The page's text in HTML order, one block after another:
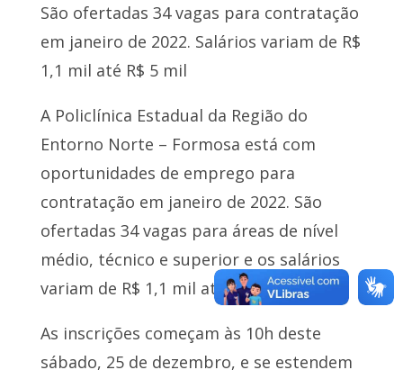
São ofertadas 34 vagas para contratação
em janeiro de 2022. Salários variam de R$
1,1 mil até R$ 5 mil
A Policlínica Estadual da Região do
Entorno Norte – Formosa está com
oportunidades de emprego para
contratação em janeiro de 2022. São
ofertadas 34 vagas para áreas de nível
médio, técnico e superior e os salários
variam de R$ 1,1 mil até R$ 5 mil.
As inscrições começam às 10h deste
sábado, 25 de dezembro, e se estendem